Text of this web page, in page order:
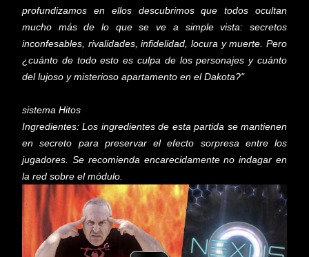
profundizamos en ellos descubrimos que todos ocultan
mucho más de lo que se ve a simple vista: secretos
inconfesables, rivalidades, infidelidad, locura y muerte. Pero
¿cuánto de todo esto es culpa de los personajes y cuánto
del lujoso y misterioso apartamento en el Dakota?"
sistema Hitos
Ingredientes: Los ingredientes de esta partida se mantienen
en secreto para preservar el efecto sorpresa entre los
jugadores. Se recomienda encarecidamente no indagar en
la red sobre el módulo.